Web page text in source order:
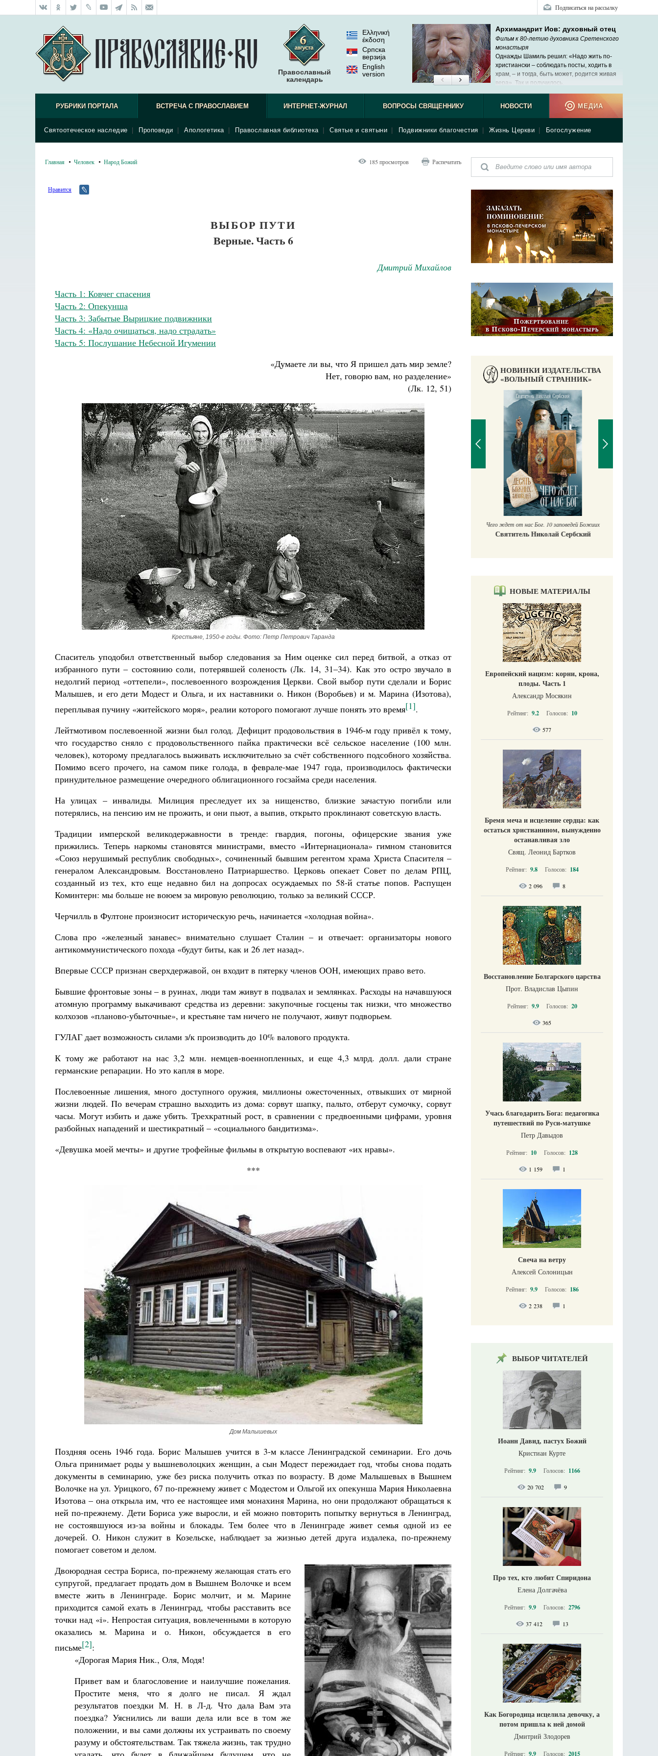
Подписаться на рассылку
Православный
календарь
Ελληνική
έκδοση
Српска
верзиjа
English
version
Архимандрит Иов: духовный отец
Фильм к 80-летию духовника Сретенского
монастыря
Однажды Шамиль решил: «Надо жить по-
христиански – соблюдать посты, ходить в
храм, – и тогда, быть может, родится живая
вера». Так и получилось.
РУБРИКИ ПОРТАЛА ВСТРЕЧА С ПРАВОСЛАВИЕМ
Святоотеческое наследие Проповеди Апологетика Православная библиотека Святые и святыни Подвижники благочестия Жизнь Церкви Богослужение
ИНТЕРНЕТ-ЖУРНАЛ ВОПРОСЫ СВЯЩЕННИКУ НОВОСТИ МЕДИА
Главная Человек Народ Божий 185 просмотров Распечатать
Нравится
ВЫБОР ПУТИ
Верные. Часть 6
Дмитрий Михайлов
Часть 1: Ковчег спасения
​Часть 2: Опекунша
​Часть 3: Забытые Вырицкие подвижники
​Часть 4: «Надо очищаться, надо страдать»
​Часть 5: Послушание Небесной Игумении
«Думаете ли вы, что Я пришел дать мир земле?
Нет, говорю вам, но разделение»
(Лк. 12, 51)
Крестьяне, 1950-е годы. Фото: Петр Петрович Таранда
Спаситель уподобил ответственный выбор следования за Ним оценке сил перед битвой, а отказ от
избранного пути – состоянию соли, потерявшей соленость (Лк. 14, 31–34). Как это остро звучало в
недолгий период «оттепели», послевоенного возрождения Церкви. Свой выбор пути сделали и Борис
Малышев, и его дети Модест и Ольга, и их наставники о. Никон (Воробьев) и м. Марина (Изотова),
переплывая пучину «житейского моря», реалии которого помогают лучше понять это время[1].
Лейтмотивом послевоенной жизни был голод. Дефицит продовольствия в 1946-м году привёл к тому,
что государство сняло с продовольственного пайка практически всё сельское население (100 млн.
человек), которому предлагалось выживать исключительно за счёт собственного подсобного хозяйства.
Помимо всего прочего, на самом пике голода, в феврале-мае 1947 года, производилось фактически
принудительное размещение очередного облигационного госзайма среди населения.
На улицах – инвалиды. Милиция преследует их за нищенство, близкие зачастую погибли или
потерялись, на пенсию им не прожить, и они пьют, а выпив, открыто проклинают советскую власть.
Традиции имперской великодержавности в тренде: гвардия, погоны, офицерские звания уже
прижились. Теперь наркомы становятся министрами, вместо «Интернационала» гимном становится
«Союз нерушимый республик свободных», сочиненный бывшим регентом храма Христа Спасителя –
генералом Александровым. Восстановлено Патриаршество. Церковь опекает Совет по делам РПЦ,
созданный из тех, кто еще недавно бил на допросах осуждаемых по 58-й статье попов. Распущен
Коминтерн: мы больше не воюем за мировую революцию, только за великий СССР.
Черчилль в Фултоне произносит историческую речь, начинается «холодная война».
Слова про «железный занавес» внимательно слушает Сталин – и отвечает: организаторы нового
антикоммунистического похода «будут биты, как и 26 лет назад».
Впервые СССР признан сверхдержавой, он входит в пятерку членов ООН, имеющих право вето.
Бывшие фронтовые зоны – в руинах, люди там живут в подвалах и землянках. Расходы на начавшуюся
атомную программу выкачивают средства из деревни: закупочные госцены так низки, что множество
колхозов «планово-убыточные», и крестьяне там ничего не получают, живут подворьем.
ГУЛАГ дает возможность силами з/к производить до 10% валового продукта.
К тому же работают на нас 3,2 млн. немцев-военнопленных, и еще 4,3 млрд. долл. дали стране
германские репарации. Но это капля в море.
Послевоенные лишения, много доступного оружия, миллионы ожесточенных, отвыкших от мирной
жизни людей. По вечерам страшно выходить из дома: сорвут шапку, пальто, отберут сумочку, сорвут
часы. Могут избить и даже убить. Трехкратный рост, в сравнении с предвоенными цифрами, уровня
разбойных нападений и шестикратный – «социального бандитизма».
«Девушка моей мечты» и другие трофейные фильмы в открытую воспевают «их нравы».
***
Дом Малышевых
Поздняя осень 1946 года. Борис Малышев учится в 3-м классе Ленинградской семинарии. Его дочь
Ольга принимает роды у вышневолоцких женщин, а сын Модест пережидает год, чтобы снова подать
документы в семинарию, уже без риска получить отказ по возрасту. В доме Малышевых в Вышнем
Волочке на ул. Урицкого, 67 по-прежнему живет с Модестом и Ольгой их опекунша Мария Николаевна
Изотова – она открыла им, что ее настоящее имя монахиня Марина, но они продолжают обращаться к
ней по-прежнему. Дети Бориса уже выросли, и ей можно повторить попытку вернуться в Ленинград,
не состоявшуюся из-за войны и блокады. Тем более что в Ленинграде живет семья одной из ее
дочерей. О. Никон служит в Козельске, наблюдает за жизнью детей друга издалека, по-прежнему
помогает советом и делом.
Двоюродная сестра Бориса, по-прежнему желающая стать его
супругой, предлагает продать дом в Вышнем Волочке и всем
вместе жить в Ленинграде. Борис молчит, и м. Марине
приходится самой ехать в Ленинград, чтобы расставить все
точки над «i». Непростая ситуация, вовлеченными в которую
оказались м. Марина и о. Никон, обсуждается в его
письме[2]:
«Дорогая Мария Ник., Оля, Модя!
Привет вам и благословение и наилучшие пожелания.
Простите меня, что я долго не писал. Я ждал
результатов поездки М. Н. в Л-д. Что дала Вам эта
поездка? Уяснились ли ваши дела или все в том же
положении, и вы сами должны их устраивать по своему
разуму и обстоятельствам. Так тяжела жизнь, так трудно
НОВИНКИ ИЗДАТЕЛЬСТВА
«ВОЛЬНЫЙ СТРАННИК»
Разлуки не будет
Фредерика де Грааф Как найти своё место в жизни
Кирилл Мурышев
Великомученик Георгий Победоносец. Научись у
святого
Роман Котов Чего ждет от нас Бог. 10 заповедей Божиих
Святитель Николай Сербский
НОВЫЕ МАТЕРИАЛЫ
Европейский нацизм: корни, крона,
плоды. Часть 1
Александр Мосякин
Рейтинг: 9.2 Голосов: 10
577
Бремя меча и исцеление сердца: как
остаться христианином, вынужденно
останавливая зло
Свящ. Леонид Бартков
Рейтинг: 9.8 Голосов: 184
2 096 8
Восстановление Болгарского царства
Прот. Владислав Цыпин
Рейтинг: 9.9 Голосов: 20
365
Учась благодарить Бога: педагогика
путешествий по Руси-матушке
Петр Давыдов
Рейтинг: 10 Голосов: 128
1 159 1
Свеча на ветру
Алексей Солоницын
Рейтинг: 9.9 Голосов: 186
2 238 1
ВЫБОР ЧИТАТЕЛЕЙ
Иоанн Давид, пастух Божий
Кристиан Курте
Рейтинг: 9.9 Голосов: 1166
20 702 9
Про тех, кто любит Спиридона
Елена Долгачёва
Рейтинг: 9.9 Голосов: 2796
37 412 13
Как Богородица исцелила девочку, а
потом пришла к ней домой
Дмитрий Злодорев
Рейтинг: 9.9 Голосов: 2015